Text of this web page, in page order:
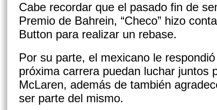
Cabe recordar que el pasado fin de
Premio de Bahrein, “Checo” hizo
Button para realizar un rebase.
Por su parte, el mexicano le
próxima carrera puedan luchar juntos
McLaren, además de también
ser parte del mismo.